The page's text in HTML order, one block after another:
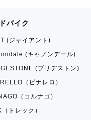
バイク
(ジャイアント)
(キャノンデール)
(ブリヂストン)
（ピナレロ）
（コルナゴ）
トレック）